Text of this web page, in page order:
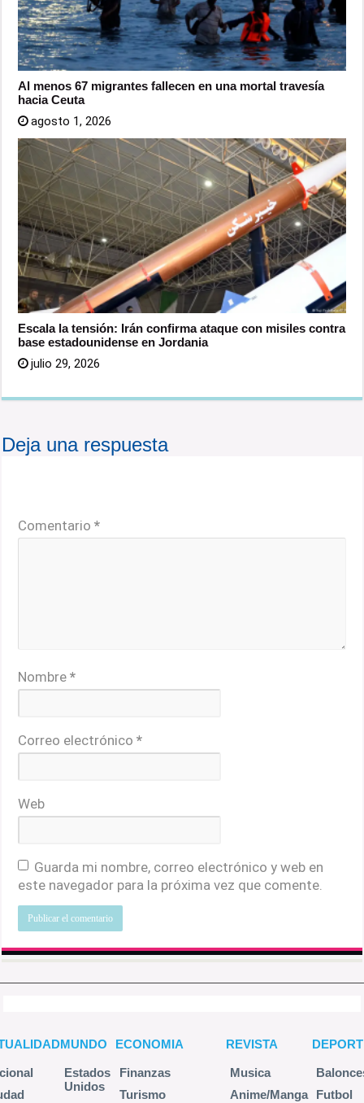
Al menos 67 migrantes fallecen en una mortal travesía
hacia Ceuta
agosto 1, 2026
Escala la tensión: Irán confirma ataque con misiles contra
base estadounidense en Jordania
julio 29, 2026
Deja una respuesta
Comentario*
Nombre*
Correo electrónico*
Web
Guarda mi nombre, correo electrónico y web en
este navegador para la próxima vez que comente.
MUNDO
Estados
Unidos
ECONOMIA
Finanzas
Turismo
REVISTA
Musica
Anime/Manga
Futbol